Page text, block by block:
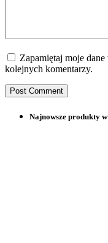
Zapamiętaj moje
kolejnych komentarzy.
Najnowsze produkty